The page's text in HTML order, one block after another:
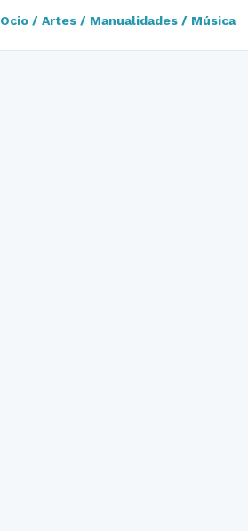
Ocio / Artes / Manualidades / Música